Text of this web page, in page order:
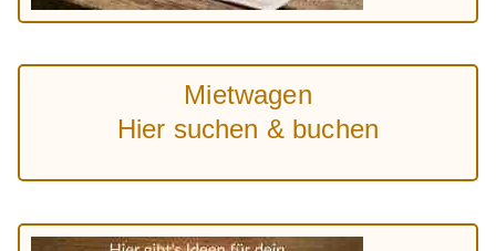
Mietwagen
Hier suchen & buchen